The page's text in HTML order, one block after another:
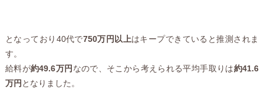
となっており40代で750万円以上はキープできていると推測されま
す。
給料が約49.6万円 なので、そこから考えられる平均手取りは約41.6
万円 となりました。